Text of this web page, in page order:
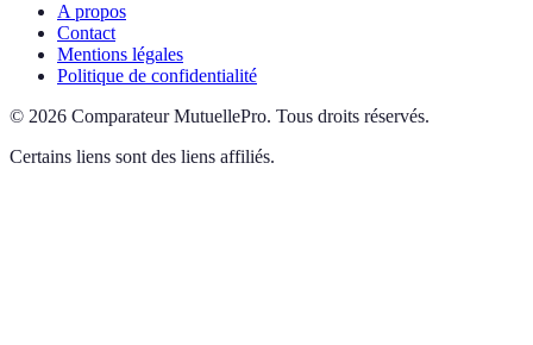
A propos
Contact
Mentions légales
Politique de confidentialité
© 2026 Comparateur MutuellePro. Tous droits réservés.
Certains liens sont des liens affiliés.